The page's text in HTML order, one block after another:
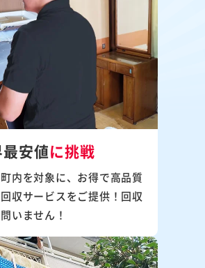
安値に挑戦
内を対象に、お得で高品質
収サービスをご提供！回収
いません！